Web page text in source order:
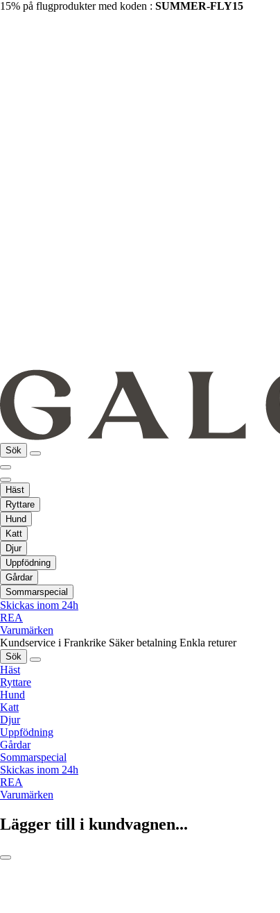
15% på flugprodukter med koden : SUMMER-FLY15
Sök
Häst
Ryttare
Hund
Katt
Djur
Uppfödning
Gårdar
Sommarspecial
Skickas inom 24h
REA
Varumärken
Kundservice i Frankrike Säker betalning Enkla returer
Sök
Häst
Ryttare
Hund
Katt
Djur
Uppfödning
Gårdar
Sommarspecial
Skickas inom 24h
REA
Varumärken
Lägger till i kundvagnen...